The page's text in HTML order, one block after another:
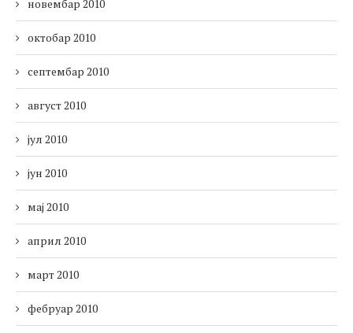
новембар 2010
октобар 2010
септембар 2010
август 2010
јул 2010
јун 2010
мај 2010
април 2010
март 2010
фебруар 2010